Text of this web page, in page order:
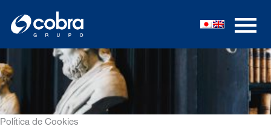
contenido
Política de Cookies